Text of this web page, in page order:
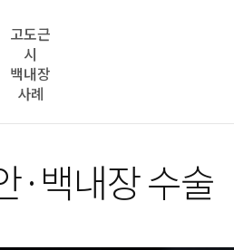
고도근
시
백내장
사례
·백내장 수술